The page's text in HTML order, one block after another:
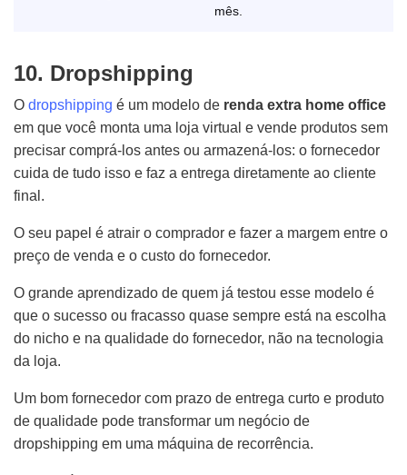
mês.
10. Dropshipping
O dropshipping é um modelo de renda extra home office
em que você monta uma loja virtual e vende produtos sem
precisar comprá-los antes ou armazená-los: o fornecedor
cuida de tudo isso e faz a entrega diretamente ao cliente
final.
O seu papel é atrair o comprador e fazer a margem entre o
preço de venda e o custo do fornecedor.
O grande aprendizado de quem já testou esse modelo é
que o sucesso ou fracasso quase sempre está na escolha
do nicho e na qualidade do fornecedor, não na tecnologia
da loja.
Um bom fornecedor com prazo de entrega curto e produto
de qualidade pode transformar um negócio de
dropshipping em uma máquina de recorrência.